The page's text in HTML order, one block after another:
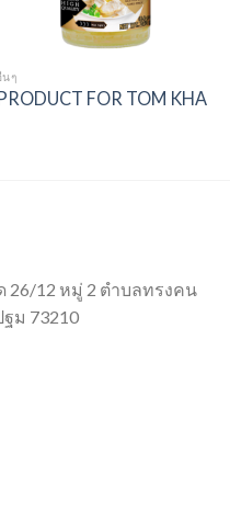
นๆ
PRODUCT FOR TOM KHA
26/12 หมู่ 2 ตำบลทรงคน
ม 73210